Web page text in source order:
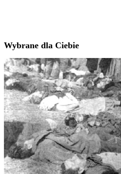
Wybrane dla Ciebie